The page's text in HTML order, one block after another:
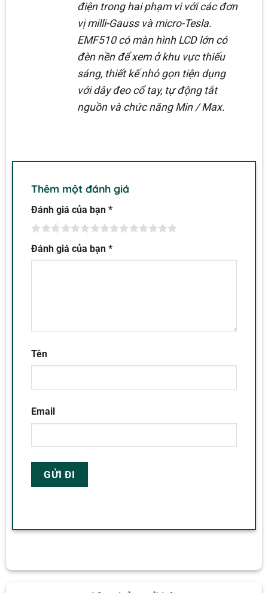
điện trong hai phạm vi với các đơn
vị milli-Gauss và micro-Tesla.
EMF510 có màn hình LCD lớn có
đèn nền để xem ở khu vực thiếu
sáng, thiết kế nhỏ gọn tiện dụng
với dây đeo cổ tay, tự động tắt
nguồn và chức năng Min / Max.
Thêm một đánh giá
Đánh giá của bạn *
Đánh giá của bạn *
Tên
Email